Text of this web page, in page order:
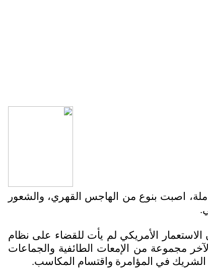
اصبت بنوع من الهاجس القهري، والشعور
الأمريكي لم يأت للقضاء على نظام
مجموعة من الإمعات الطائفية والجماعات
الشريك في المؤامرة واقتسام المكاسب.